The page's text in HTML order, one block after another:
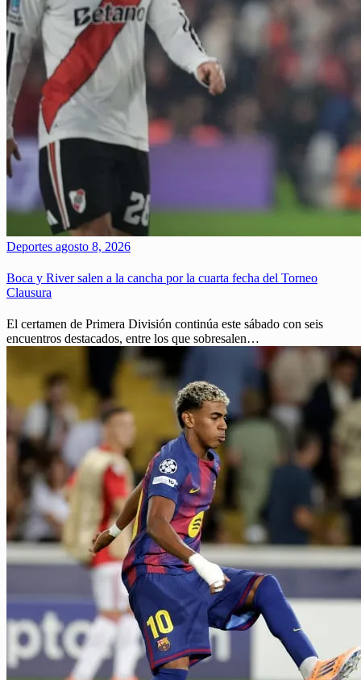
Deportes agosto 8, 2026
Boca y River salen a la cancha por la cuarta fecha del Torneo
Clausura
El certamen de Primera División continúa este sábado con seis
encuentros destacados, entre los que sobresalen…